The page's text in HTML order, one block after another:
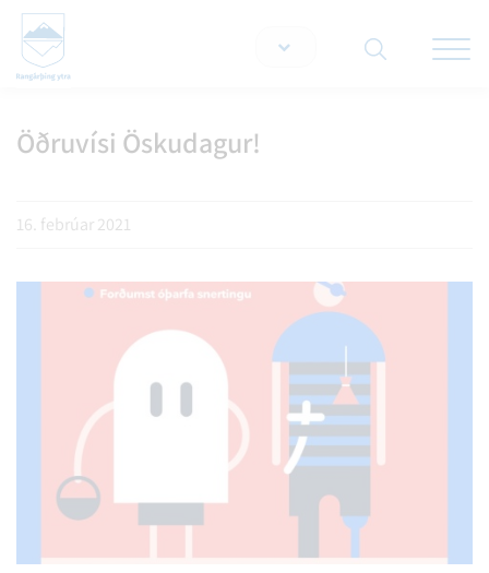
Öðruvísi Öskudagur!
16. febrúar 2021
Leita á vef